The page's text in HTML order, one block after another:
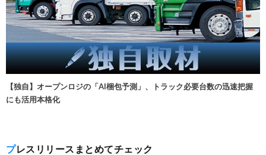
【独自】オープンロジの「AI梱包予測」、トラック必要台数の迅速把握
にも活用本格化
プレスリリースまとめてチェック